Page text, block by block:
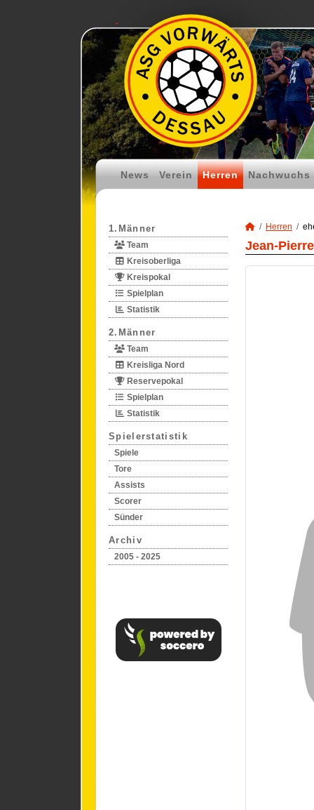
News Verein Herren Nachwuchs
1.Männer
Team
Kreisoberliga
Kreispokal
Spielplan
Statistik
2.Männer
Team
Kreisliga Nord
Reservepokal
Spielplan
Statistik
Spielerstatistik
Spiele
Tore
Assists
Scorer
Sünder
Archiv
2005 - 2025
Herren
Jean-